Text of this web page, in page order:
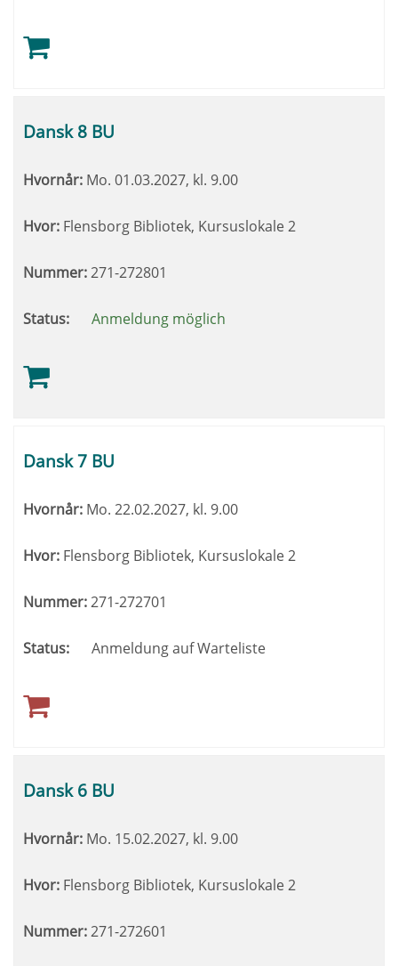
Dansk 8 BU
Hvornår: Mo. 01.03.2027, kl. 9.00
Hvor: Flensborg Bibliotek, Kursuslokale 2
Nummer:271-272801
Status: Anmeldung möglich
Dansk 7 BU
Hvornår: Mo. 22.02.2027, kl. 9.00
Hvor: Flensborg Bibliotek, Kursuslokale 2
Nummer:271-272701
Status: Anmeldung auf Warteliste
Dansk 6 BU
Hvornår: Mo. 15.02.2027, kl. 9.00
Hvor: Flensborg Bibliotek, Kursuslokale 2
Nummer:271-272601